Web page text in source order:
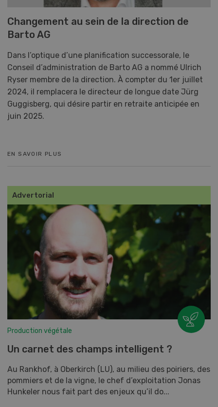
Changement au sein de la direction de
Barto AG
Dans l’optique d’une planification successorale, le
Conseil d’administration de Barto AG a nommé Ulrich
Ryser membre de la direction. À compter du 1er juillet
2024, il remplacera le directeur de longue date Jürg
Guggisberg, qui désire partir en retraite anticipée en
juin 2025.
EN SAVOIR PLUS
Advertorial
Production végétale
Un carnet des champs intelligent ?
Au Rankhof, à Oberkirch (LU), au milieu des poiriers, des
pommiers et de la vigne, le chef d’exploitation Jonas
Hunkeler nous fait part des enjeux qu’il do...